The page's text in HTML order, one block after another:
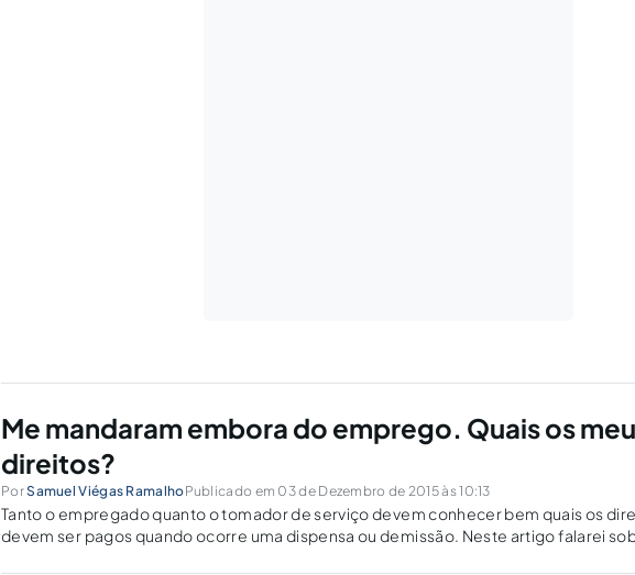
Me mandaram embora do emprego. Quais os
direitos?
PorSamuel Viégas RamalhoPublicado em 03 de Dezembro de 2015 às 10:13
Tanto o empregado quanto o tomador de serviço devem conhecer bem quais os
devem ser pagos quando ocorre uma dispensa ou demissão. Neste artigo falarei